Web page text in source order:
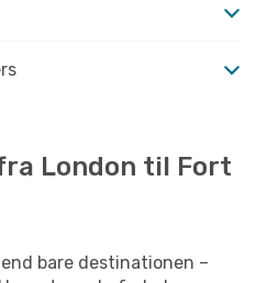
London til Fort
bare destinationen –